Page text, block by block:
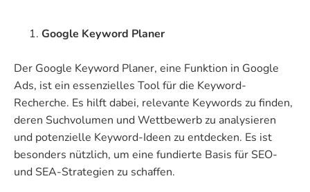
Google Keyword Planer
Der Google Keyword Planer, eine Funktion in Google
Ads, ist ein essenzielles Tool für die Keyword-
Recherche. Es hilft dabei, relevante Keywords zu finden,
deren Suchvolumen und Wettbewerb zu analysieren
und potenzielle Keyword-Ideen zu entdecken. Es ist
besonders nützlich, um eine fundierte Basis für SEO-
und SEA-Strategien zu schaffen.